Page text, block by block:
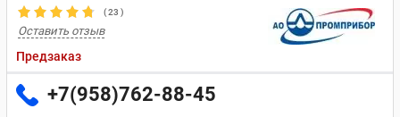
(23 )
Оставить отзыв
Предзаказ
+7(958)762-88-45